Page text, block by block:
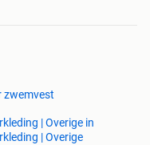
zwemvest
| Overige in
| Overige